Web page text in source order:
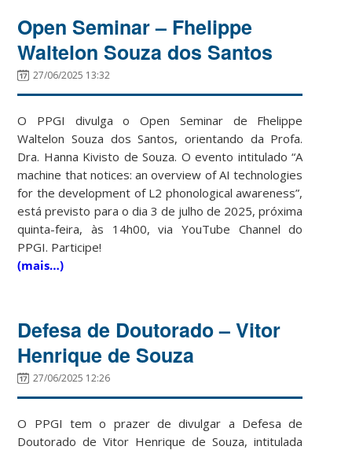
Open Seminar – Fhelippe
Waltelon Souza dos Santos
27/06/2025 13:32
O PPGI divulga o Open Seminar de Fhelippe
Waltelon Souza dos Santos, orientando da Profa.
Dra. Hanna Kivisto de Souza. O evento intitulado “A
machine that notices: an overview of AI technologies
for the development of L2 phonological awareness”,
está previsto para o dia 3 de julho de 2025, próxima
quinta-feira, às 14h00, via YouTube Channel do
PPGI. Participe!
(mais…)
Defesa de Doutorado – Vitor
Henrique de Souza
27/06/2025 12:26
O PPGI tem o prazer de divulgar a Defesa de
Doutorado de Vitor Henrique de Souza, intitulada